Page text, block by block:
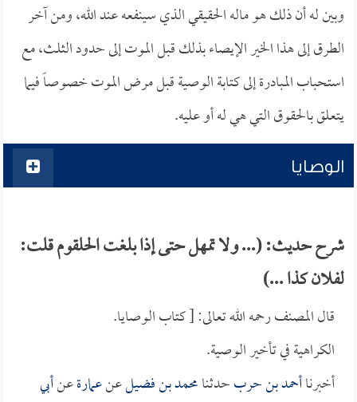
وبين له أن ذلك هو ماله الحقيقي الذي سينفعه عند الله، ومن آخر
الطرق إلى هذا الخير الإيصاء بذلك قبل الموت إلى حدود الثلث، مع
استحباب المبادرة إلى كتابة الوصية قبل مرض الموت خصوصاً فيما
يتعلق بالحقوق التي هي له أو عليه.
الوصايا
شرح حديث: (... ولا تمهل حتى إذا بلغت الحلقوم قلت:
لفلان كذا ...)
قال المصنف رحمه الله تعالى: [ كتاب الوصايا.
الكراهية في تأخير الوصية.
أخبرناأحمد بن حربحدثنامحمد بن فضيلعنعمارةعنأبي